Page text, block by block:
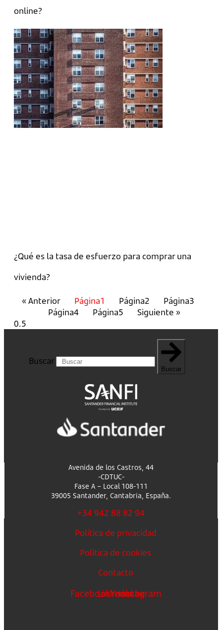
online?
¿Qué es la tasa de esfuerzo para comprar una
vivienda?
« Anterior Página1 Página2 Página3
Página4 Página5 Siguiente »
Buscar
Buscar
Avenida de los Castros, 44
-CDTUC-
Fase A – Local 108-111
39005 Santander, Cantabria, España.
+34 942 88 82 94
Política de privacidad
Política de cookies
Contacto
FacebookLinkedin
Youtube
Instagram